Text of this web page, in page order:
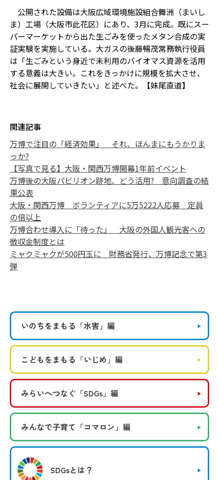
公開された設備は大阪広域環境施設組合舞洲（まいし
ま）工場（大阪市此花区）にあり、3月に完成。既にスー
パーマーケットから出た生ごみを使ったメタン合成の実
証実験を実施している。大ガスの後藤暢茂常務執行役員
は「生ごみという身近で未利用のバイオマス資源を活用
する意義は大きい。これをきっかけに規模を拡大させ、
社会に展開していきたい」と述べた。【妹尾直道】
関連記事
万博で注目の「経済効果」 それ、ほんまにもうかりま
っか?
【写真で見る】大阪・関西万博開幕1年前イベント
万博後の大阪パビリオン跡地、どう活用? 意向調査の結
果公表
大阪・関西万博 ボランティアに5万5222人応募 定員
の倍以上
万博合わせ導入に「待った」 大阪の外国人観光客への
徴収金制度とは
ミャクミャクが500円玉に 財務省発行、万博記念で第3
弾
いのちをまもる 「水害」編
こどもをまもる 「いじめ」編
みらいへつなぐ 「SDGs」編
みんなで子育て 「コマロン」編
SDGsとは？